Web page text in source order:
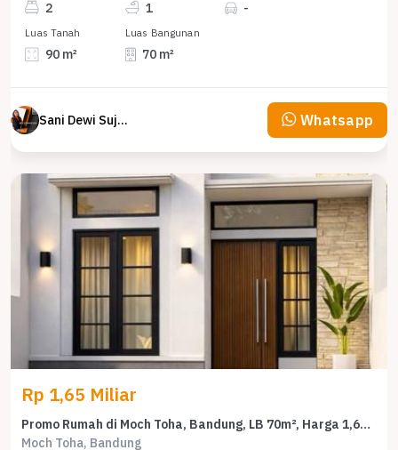
2 1 -
Luas Tanah
90 m²
Luas Bangunan
70 m²
Sani Dewi Sujono Whatsapp
Rp 1,65 Miliar
Promo Rumah di Moch Toha, Bandung, LB 70m², Harga 1,65 Miliar
Moch Toha, Bandung